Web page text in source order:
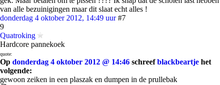
van alle bezuinigingen maar dit slaat echt alles !
donderdag 4 oktober 2012, 14:49 uur #7
9
Quatroking
Hardcore pannekoek
quote:
Op donderdag 4 oktober 2012 @ 14:46 schreefblackbeartje het
volgende:
gewoon zeiken in een plaszak en dumpen in de prullebak